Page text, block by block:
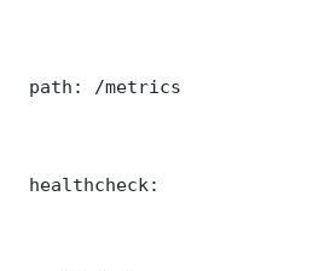
path: /metrics
healthcheck: